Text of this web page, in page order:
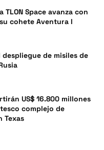
Space avanza con
cohete Aventura I
de misiles de
US$ 16.800 millones
complejo de
Texas